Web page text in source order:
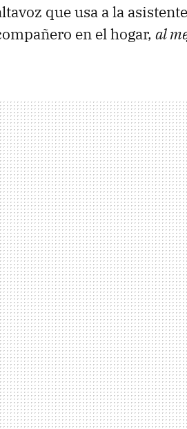
que usa a la
en el hogar, al